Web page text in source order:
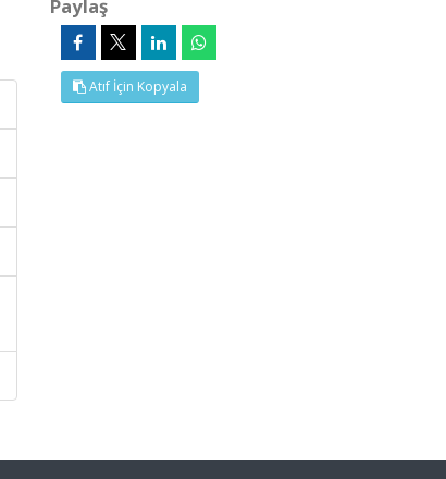
Paylaş
Atıf İçin Kopyala